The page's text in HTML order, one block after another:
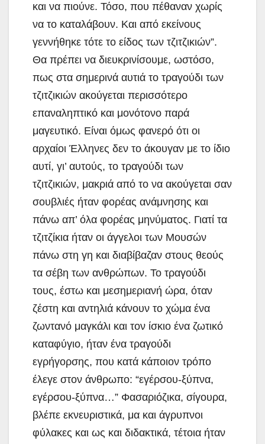
και να πιούνε. Τόσο, που πέθαναν χωρίς
να το καταλάβουν. Και από εκείνους
γεννήθηκε τότε το είδος των τζιτζικιών”.
Θα πρέπει να διευκρινίσουμε, ωστόσο,
πως στα σημερινά αυτιά το τραγούδι των
τζιτζικιών ακούγεται περισσότερο
επαναληπτικό και μονότονο παρά
μαγευτικό. Είναι όμως φανερό ότι οι
αρχαίοι Έλληνες δεν το άκουγαν με το ίδιο
αυτί, γι’ αυτούς, το τραγούδι των
τζιτζικιών, μακριά από το να ακούγεται σαν
σουβλιές ήταν φορέας ανάμνησης και
πάνω απ’ όλα φορέας μηνύματος. Γιατί τα
τζιτζίκια ήταν οι άγγελοι των Μουσών
πάνω στη γη και διαβίβαζαν στους θεούς
τα σέβη των ανθρώπων. Το τραγούδι
τους, έστω και μεσημεριανή ώρα, όταν
ζέστη και αντηλιά κάνουν το χώμα ένα
ζωντανό μαγκάλι και τον ίσκιο ένα ζωτικό
καταφύγιο, ήταν ένα τραγούδι
εγρήγορσης, που κατά κάποιον τρόπο
έλεγε στον άνθρωπο: “εγέρσου-ξύπνα,
εγέρσου-ξύπνα…” Φασαριόζικα, σίγουρα,
βλέπε εκνευριστικά, μα και άγρυπνοι
φύλακες και ως και διδακτικά, τέτοια ήταν